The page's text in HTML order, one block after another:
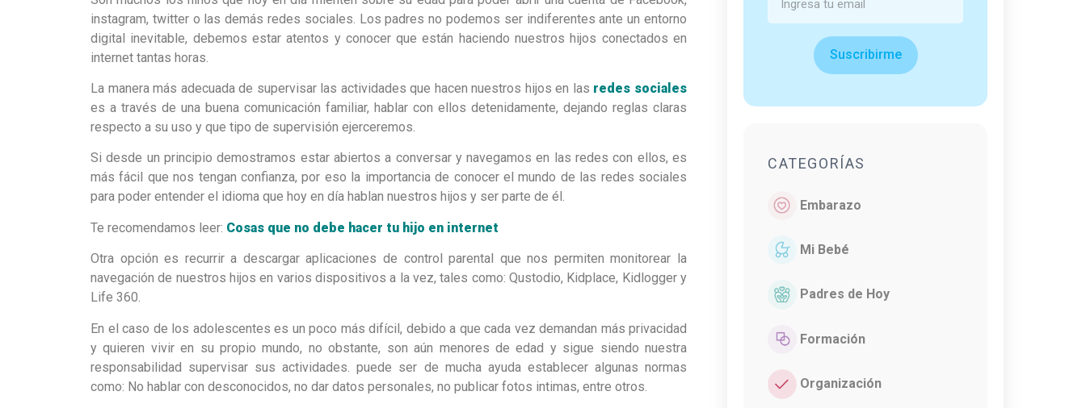
instagram, twitter o las demás redes sociales. Los padres no podemos ser indiferentes ante un entorno
digital inevitable, debemos estar atentos y conocer que están haciendo nuestros hijos conectados en
internet tantas horas.
La manera más adecuada de supervisar las actividades que hacen nuestros hijos en las redes sociales
es a través de una buena comunicación familiar, hablar con ellos detenidamente, dejando reglas claras
respecto a su uso y que tipo de supervisión ejerceremos.
Si desde un principio demostramos estar abiertos a conversar y navegamos en las redes con ellos, es
más fácil que nos tengan confianza, por eso la importancia de conocer el mundo de las redes sociales
para poder entender el idioma que hoy en día hablan nuestros hijos y ser parte de él.
Te recomendamos leer: Cosas que no debe hacer tu hijo en internet
Otra opción es recurrir a descargar aplicaciones de control parental que nos permiten monitorear la
navegación de nuestros hijos en varios dispositivos a la vez, tales como: Qustodio, Kidplace, Kidlogger y
Life 360.
En el caso de los adolescentes es un poco más difícil, debido a que cada vez demandan más privacidad
y quieren vivir en su propio mundo, no obstante, son aún menores de edad y sigue siendo nuestra
responsabilidad supervisar sus actividades. puede ser de mucha ayuda establecer algunas normas
como: No hablar con desconocidos, no dar datos personales, no publicar fotos intimas, entre otros.
Suscribirme
CATEGORÍAS
Embarazo
Mi Bebé
Padres de Hoy
Formación
Organización